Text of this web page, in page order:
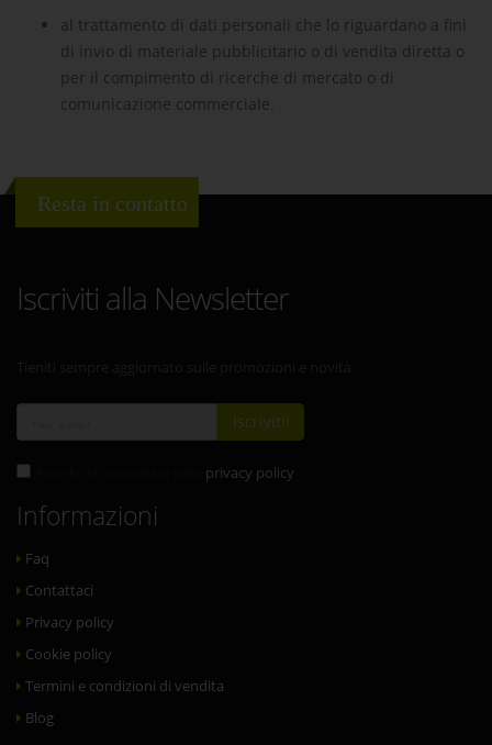
al trattamento di dati personali che lo riguardano a fini
di invio di materiale pubblicitario o di vendita diretta o
per il compimento di ricerche di mercato o di
comunicazione commerciale.
Resta in contatto
Iscriviti alla Newsletter
Iscriviti!
privacy policy
Informazioni
Faq
Contattaci
Privacy policy
Cookie policy
Termini e condizioni di vendita
Blog